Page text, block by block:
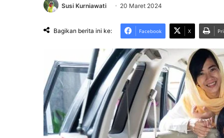
Susi Kurniawati 20 Maret 2024
Bagikan berita ini ke: Facebook X